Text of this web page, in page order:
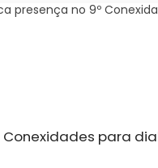
presença no 9º
para